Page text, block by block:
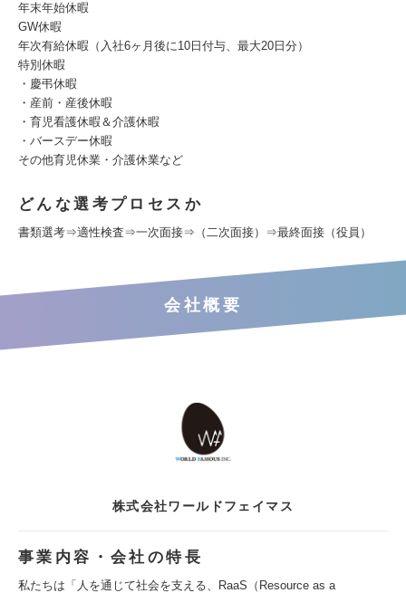
年末年始休暇
GW休暇
年次有給休暇（入社6ヶ月後に10日付与、最大20日分）
特別休暇
・慶弔休暇
・産前・産後休暇
・育児看護休暇＆介護休暇
・バースデー休暇
その他育児休業・介護休業など
どんな選考プロセスか
書類選考⇒適性検査⇒一次面接⇒（二次面接）⇒最終面接（役員）
会社概要
株式会社ワールドフェイマス
事業内容・会社の特長
私たちは「人を通じて社会を支える、RaaS（Resource as a